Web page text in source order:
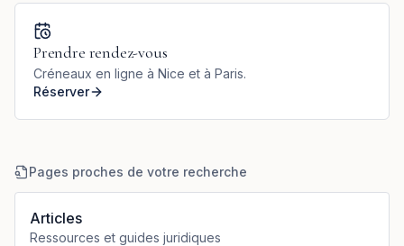
Prendre rendez-vous
Créneaux en ligne à Nice et à Paris.
Réserver
Pages proches de votre recherche
Articles
Ressources et guides juridiques